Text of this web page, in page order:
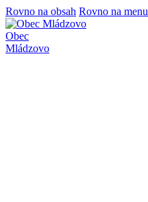
Rovno na obsah Rovno na menu
Obec
Mládzovo